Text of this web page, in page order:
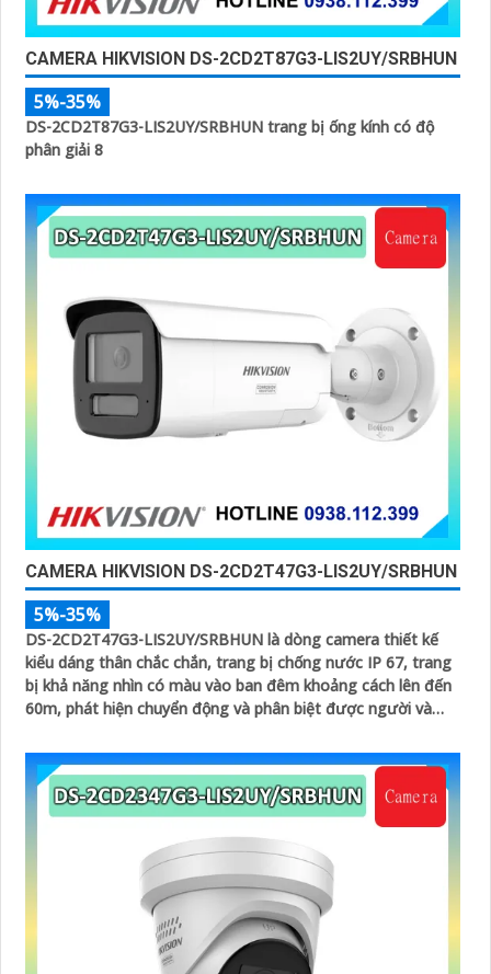
CAMERA HIKVISION DS-2CD2T87G3-LIS2UY/SRBHUN
5%-35%
DS-2CD2T87G3-LIS2UY/SRBHUN trang bị ống kính có độ
phân giải 8
CAMERA HIKVISION DS-2CD2T47G3-LIS2UY/SRBHUN
5%-35%
DS-2CD2T47G3-LIS2UY/SRBHUN là dòng camera thiết kế
kiểu dáng thân chắc chắn, trang bị chống nước IP 67, trang
bị khả năng nhìn có màu vào ban đêm khoảng cách lên đến
60m, phát hiện chuyển động và phân biệt được người và